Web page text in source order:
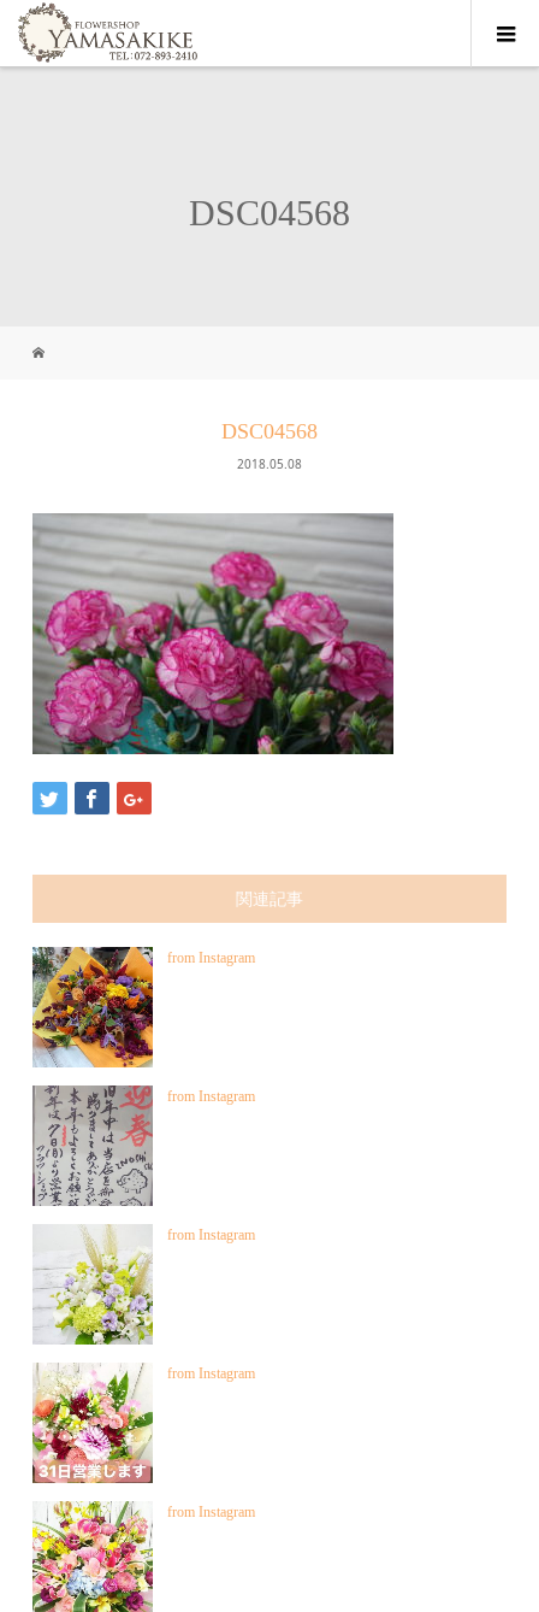
DSC04568
DSC04568
2018.05.08
関連記事
from Instagram
from Instagram
from Instagram
from Instagram
from Instagram